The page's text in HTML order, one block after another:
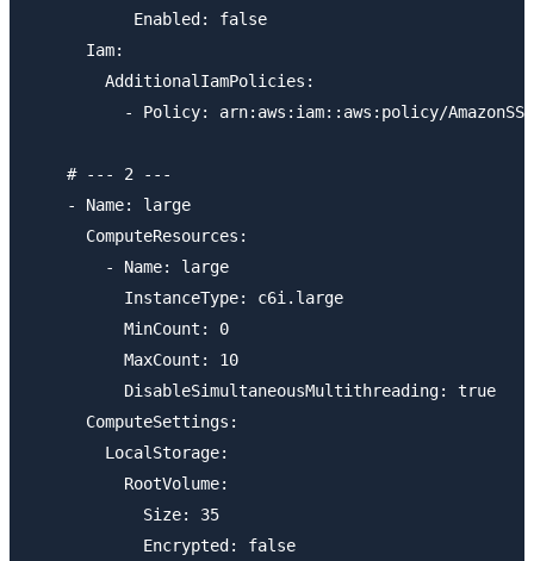
           Enabled: false
      Iam:
        AdditionalIamPolicies:
- Policy: arn:aws:iam::aws:policy/
    # --- 2 ---
    - Name: large
      ComputeResources:
        - Name: large
          InstanceType: c6i.large
          MinCount: 0
          MaxCount: 10
          DisableSimultaneousMultithreading: true
      ComputeSettings:
        LocalStorage:
          RootVolume:
            Size: 35
            Encrypted: false